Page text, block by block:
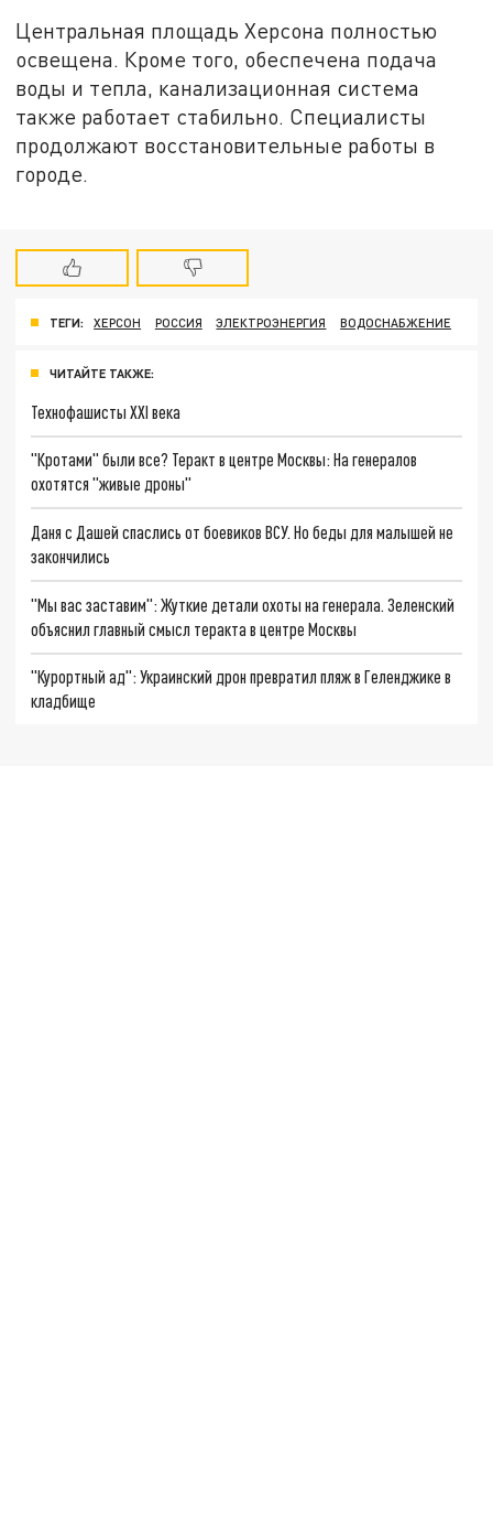
Центральная площадь Херсона полностью
освещена. Кроме того, обеспечена подача
воды и тепла, канализационная система
также работает стабильно. Специалисты
продолжают восстановительные работы в
городе.
ТЕГИ: ХЕРСОН РОССИЯ ЭЛЕКТРОЭНЕРГИЯ ВОДОСНАБЖЕНИЕ
ЧИТАЙТЕ ТАКЖЕ:
Технофашисты XXI века
"Кротами" были все? Теракт в центре Москвы: На генералов
охотятся "живые дроны"
Даня с Дашей спаслись от боевиков ВСУ. Но беды для малышей не
закончились
"Мы вас заставим": Жуткие детали охоты на генерала. Зеленский
объяснил главный смысл теракта в центре Москвы
"Курортный ад": Украинский дрон превратил пляж в Геленджике в
кладбище